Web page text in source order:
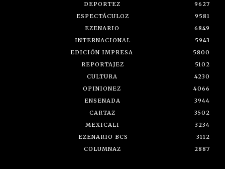
DEPORTEZ
9627
ESPECTÁCULOZ
9581
EZENARIO
6849
INTERNACIONAL
5943
EDICIÓN IMPRESA
5800
REPORTAJEZ
5102
CULTURA
4230
OPINIONEZ
4066
ENSENADA
3944
CARTAZ
3502
MEXICALI
3234
EZENARIO BCS
3112
COLUMNAZ
2887